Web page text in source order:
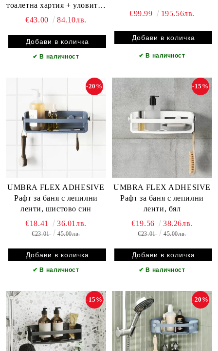
тоалетна хартия + уловител
за коса
€43.00 84.10лв.
✔ В наличност
€99.99 195.56лв.
✔ В наличност
UMBRA FLEX ADHESIVE
Рафт за баня с лепилни
ленти, шистово син
-20%
€18.41 36.01лв.
€23.01 45.00лв.
✔ В наличност
UMBRA FLEX ADHESIVE
Рафт за баня с лепилни
ленти, бял
-15%
€19.56 38.26лв.
€23.01 45.00лв.
✔ В наличност
-15% -20%